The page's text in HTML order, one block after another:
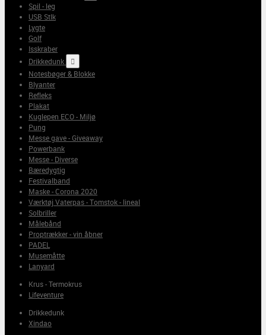
Spil - leg
USB StIk
Lygte
Golf
Isskraber
Drikkedunk

Notesbøger & Blokke
Blyanter
Refleks
Plakat
Kuglepen ECO - Miljø
Pung
Messe gave - Giveaway
Powerbank
Messe - Diverse
Bæredygtig
Festivalband
Maske - Corona 2020
Værktøj Vaterpas - Tomstok - lineal
Solbriller
Målebånd
Proptrækker - vin åbner
PADEL
Musemåtte
Lanyard
Krus - Termokrus
Lifeventure
Drikkedunk
Xindao